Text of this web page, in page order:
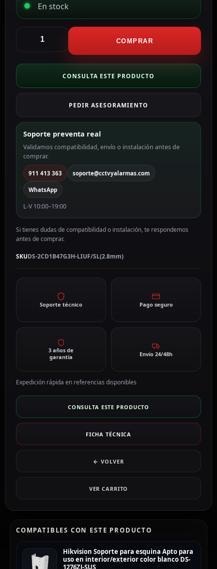
En stock
cámara
Bullet
VALUE
ColorVu3.0
blanco
4
MP,
2.8
mm,
PoE
DS-
2CD1B47G3H-
LIUF/SL(2.8mm)
cantidad
COMPRAR
CONSULTA ESTE PRODUCTO
PEDIR ASESORAMIENTO
Soporte preventa real
Validamos compatibilidad, envío o instalación antes de
comprar.
911 413 363 soporte@cctvyalarmas.com
WhatsApp
L-V 10:00–19:00
Si tienes dudas de compatibilidad o instalación, te respondemos
antes de comprar.
SKUDS-2CD1B47G3H-LIUF/SL(2.8mm)
Soporte técnico Pago seguro
3 años de
garantía
Envío 24/48h
Expedición rápida en referencias disponibles
CONSULTA ESTE PRODUCTO
FICHA TÉCNICA
← VOLVER
VER CARRITO
COMPATIBLES CON ESTE PRODUCTO
Hikvision Soporte para esquina Apto para
uso en interior/exterior color blanco DS-